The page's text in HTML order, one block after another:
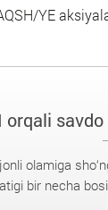
YE
orqali
olamiga
bir necha